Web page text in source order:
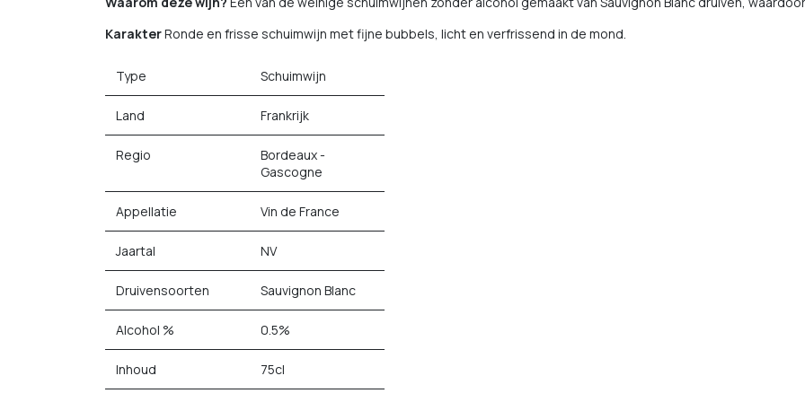
KarakterRonde en frisse schuimwijn met fijne bubbels, licht en verfrissend in de mond.
Type Schuimwijn
Land Frankrijk
Regio
Bordeaux -
Gascogne
Appellatie Vin de France
Jaartal NV
Druivensoorten Sauvignon Blanc
Alcohol % 0.5%
Inhoud 75cl